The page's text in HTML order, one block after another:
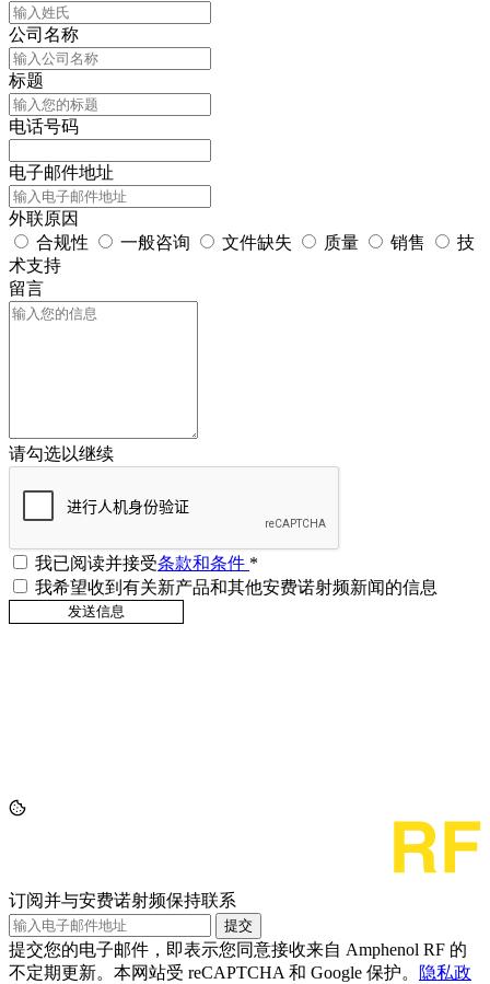
公司名称
标题
电话号码
电子邮件地址
外联原因
合规性
一般咨询 文件缺失 质量 销售
技
术支持
留言
请勾选以继续
我已阅读并接受条款和条件 *
我希望收到有关新产品和其他安费诺射频新闻的信息
订阅并与安费诺射频保持联系
提交
提交您的电子邮件，即表示您同意接收来自 Amphenol RF 的
不定期更新。本网站受 reCAPTCHA 和 Google 保护。
隐私政